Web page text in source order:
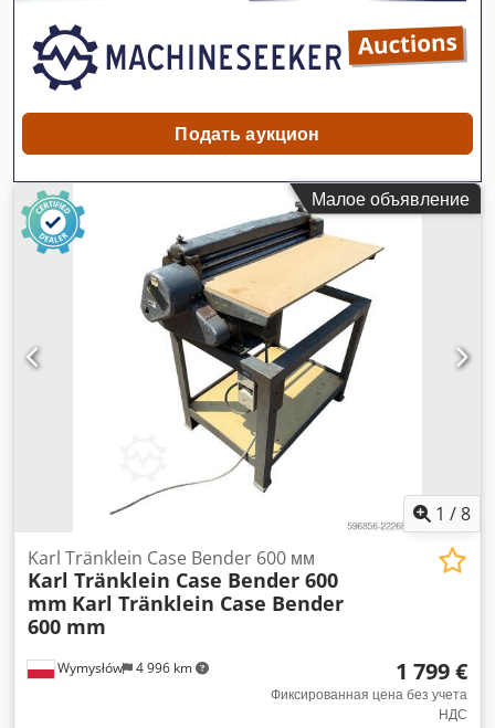
Гарантия Гарантия: из первых рук, полная сервисная
история, полностью готов к эксплуатации! - 80%
гусеничного хода - В комплекте 3 ковша: 1300 мм, 450 мм и
СИСТЕМОЙ 2021 годаПодать аукцион
Малое объявление
1 /8
Wymysłów 4 996 km
Karl Tränklein Case Bender 600 мм
Karl Tränklein Case Bender 600
mm Karl Tränklein Case Bender
600 mm
1 799 €
Фиксированная цена без учета
НДС